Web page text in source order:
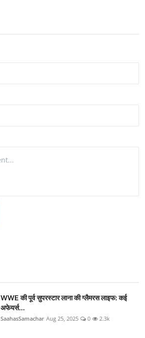
WWE की पूर्व सुपरस्टार लाना की ग्लैमरस लाइफ: कई
अफेयर्स...
SaahasSamachar Aug 25, 2025 0 2.3k